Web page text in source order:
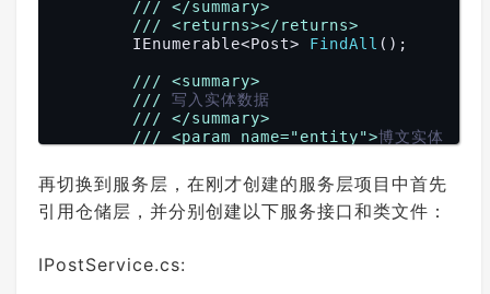
///
</summary>
///
<returns></returns>
IEnumerable<Post> FindAll ( ) ;
///
<summary>
/// 写入实体数据
///
</summary>
///
<param name="entity">博文实体
///
<returns></returns>
int
Insert( Post entity);
/// </summary>
再切换到服务层，在刚才创建的服务层项目中首先
引用仓储层，并分别创建以下服务接口和类文件：
IPostService.cs: